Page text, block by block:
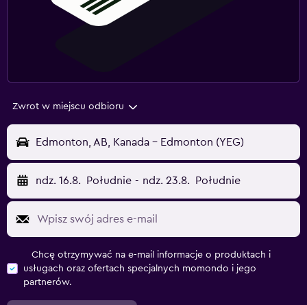
Zwrot w miejscu odbioru
Edmonton, AB, Kanada - Edmonton (YEG)
ndz. 16.8. Południe - ndz. 23.8. Południe
Chcę otrzymywać na e-mail informacje o produktach i
usługach oraz ofertach specjalnych momondo i jego
partnerów.